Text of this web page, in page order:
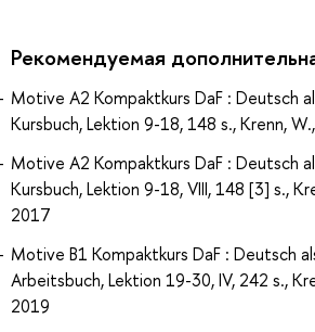
Рекомендуемая
Motive A2 Kompaktkurs DaF : Deutsch
Kursbuch, Lektion 9-18, 148 s., Krenn,
Motive A2 Kompaktkurs DaF : Deutsch
Kursbuch, Lektion 9-18, VIII, 148 [3] s.,
2017
Motive B1 Kompaktkurs DaF : Deutsch
Arbeitsbuch, Lektion 19-30, IV, 242 s.,
2019